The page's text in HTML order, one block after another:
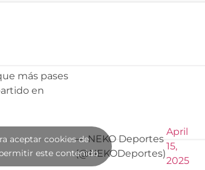
más pases
en
— NEKO Deportes
(@NEKODeportes)
April
15,
2025
aceptar cookies de
este contenido